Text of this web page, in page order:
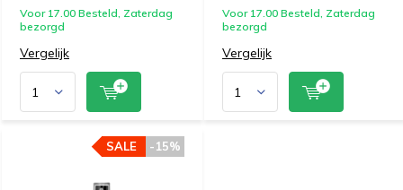
Voor 17.00 Besteld, Zaterdag
bezorgd
Vergelijk
Voor 17.00 Besteld, Zaterdag
bezorgd
Vergelijk
-15%
SALE